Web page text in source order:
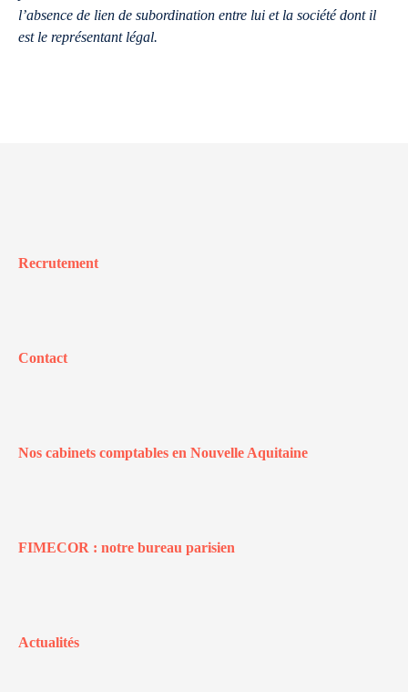
l’absence de lien de subordination entre lui et la société dont il
est le représentant légal.
Recrutement
Contact
Nos cabinets comptables en Nouvelle Aquitaine
FIMECOR : notre bureau parisien
Actualités